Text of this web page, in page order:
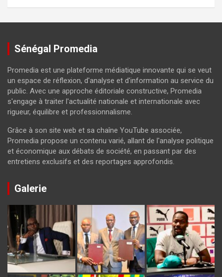
Sénégal Promedia
Promedia est une plateforme médiatique innovante qui se veut
un espace de réflexion, d'analyse et d'information au service du
public. Avec une approche éditoriale constructive, Promedia
s'engage à traiter l'actualité nationale et internationale avec
rigueur, équilibre et professionnalisme.
Grâce à son site web et sa chaîne YouTube associée,
Promedia propose un contenu varié, allant de l'analyse politique
et économique aux débats de société, en passant par des
entretiens exclusifs et des reportages approfondis.
Galerie